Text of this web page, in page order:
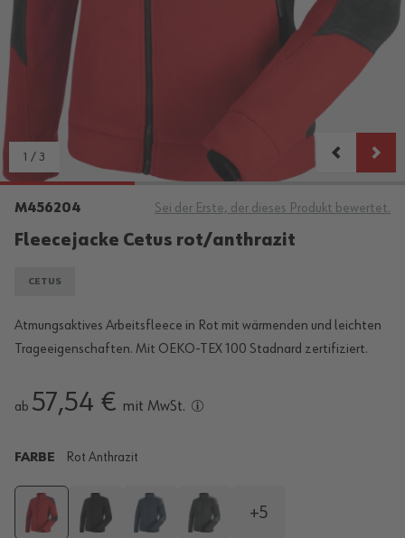
1 / 3
M456204 Sei der Erste, der dieses Produkt bewertet.
Fleecejacke Cetus rot/anthrazit
CETUS
Atmungsaktives Arbeitsfleece in Rot mit wärmenden und leichten
Trageeigenschaften. Mit OEKO-TEX 100 Stadnard zertifiziert.
ab 57,54 € mit MwSt.
FARBE Rot Anthrazit
+5